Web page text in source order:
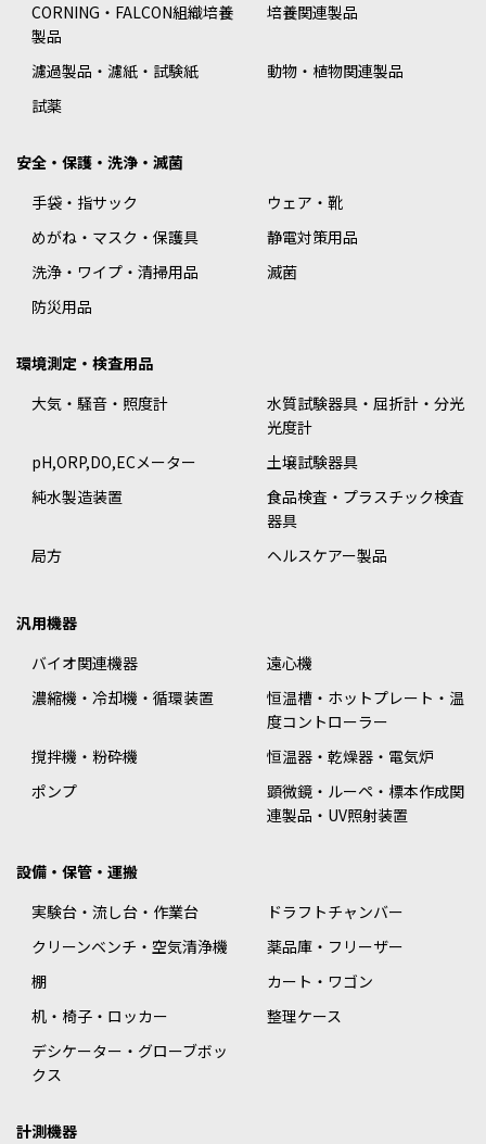
CORNING・FALCON組織培養
製品
培養関連製品
濾過製品・濾紙・試験紙
動物・植物関連製品
試薬
安全・保護・洗浄・滅菌
手袋・指サック
ウェア・靴
めがね・マスク・保護具
静電対策用品
洗浄・ワイプ・清掃用品
滅菌
防災用品
環境測定・検査用品
大気・騒音・照度計
水質試験器具・屈折計・分光
光度計
pH,ORP,DO,ECメーター
土壌試験器具
純水製造装置
食品検査・プラスチック検査
器具
局方
ヘルスケアー製品
汎用機器
バイオ関連機器
遠心機
濃縮機・冷却機・循環装置
恒温槽・ホットプレート・温
度コントローラー
撹拌機・粉砕機
恒温器・乾燥器・電気炉
ポンプ
顕微鏡・ルーペ・標本作成関
連製品・UV照射装置
設備・保管・運搬
実験台・流し台・作業台
ドラフトチャンバー
クリーンベンチ・空気清浄機
薬品庫・フリーザー
棚
カート・ワゴン
机・椅子・ロッカー
整理ケース
デシケーター・グローブボッ
クス
計測機器